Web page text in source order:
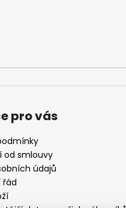
pro vás
od smlouvy
údajů
řád